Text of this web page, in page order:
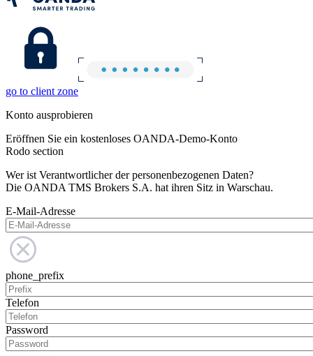
go to client zone
Konto ausprobieren
Eröffnen Sie ein kostenloses OANDA-Demo-Konto
Rodo section
Wer ist Verantwortlicher der personenbezogenen Daten?
Die OANDA TMS Brokers S.A. hat ihren Sitz in Warschau.
E-Mail-Adresse
phone_prefix
Telefon
Password